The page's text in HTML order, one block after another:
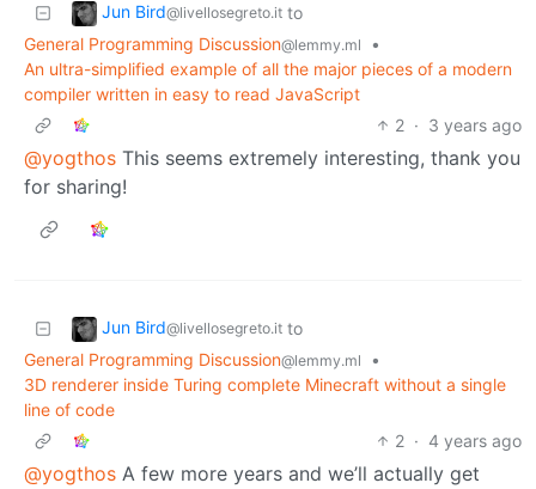
Jun Bird@livellosegreto.it to
General Programming Discussion@lemmy.ml
•
An ultra-simplified example of all the major pieces of a modern
compiler written in easy to read JavaScript
2 · 3 years ago
@yogthos This seems extremely interesting, thank you
for sharing!
Jun Bird@livellosegreto.it to
General Programming Discussion@lemmy.ml
•
3D renderer inside Turing complete Minecraft without a single
line of code
2 · 4 years ago
@yogthos A few more years and we’ll actually get